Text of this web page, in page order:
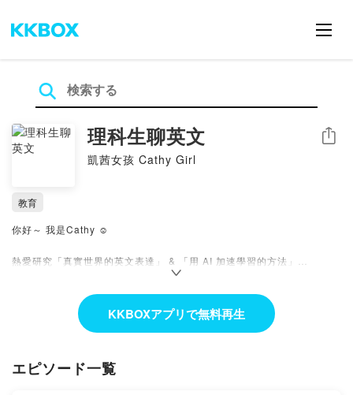
理科生聊英文
凱茜女孩 Cathy Girl
シェア
教育
你好～ 我是Cathy ☺️
熱愛研究「真實世界的英文表達」 & 「用 AI 加速學習的方法」
史丹佛大學化工研究所
新創PM
KKBOXアプリで無料再生
エピソード一覧